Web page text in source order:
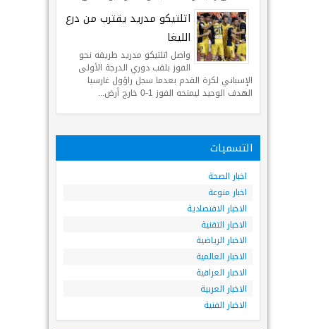
اتلتيكو مدريد يقترب من درع
الليغا
واصل اتلتيكو مدريد طريقه نحو
الفوز بلقب دوري الدرجة الأولى
الإسباني لكرة القدم بعدما سجل راؤول غارسيا
الهدف الوحيد ليمنحه الفوز 1-0 خارج أرض...
التسميات
اخبار الصحة
اخبار منوعة
الاخبار الاقتصادية
الاخبار التقنية
الاخبار الرياضية
الاخبار العالمية
الاخبار العراقية
الاخبار العربية
الاخبار الفنية